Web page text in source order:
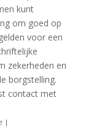
kunt
om goed op
voor een
zekerheden en
borgstelling.
contact met
|